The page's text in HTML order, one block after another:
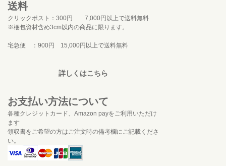
送料
クリックポスト：300円 7,000円以上で送料無料
※梱包資材含め3cm以内の商品に限ります。
宅急便 ：900円 15,000円以上で送料無料
詳しくはこちら
お支払い方法について
各種クレジットカード、Amazon payをご利用いただけ
ます
領収書をご希望の方はご注文時の備考欄にご記載くださ
い。